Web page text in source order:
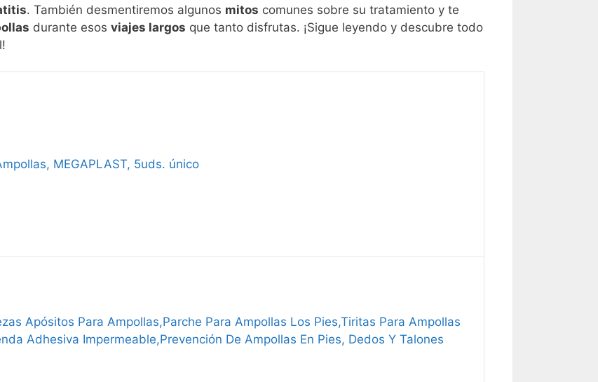
. También desmentiremos algunos mitos comunes sobre su tratamiento y te
durante esos viajes largos que tanto disfrutas. ¡Sigue leyendo y descubre todo
MEGAPLAST, 5uds. único
Apósitos Para Ampollas,Parche Para Ampollas Los Pies,Tiritas Para Ampollas
Adhesiva Impermeable,Prevención De Ampollas En Pies, Dedos Y Talones